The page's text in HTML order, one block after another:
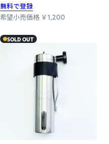
無料で登録
希望小売価格 ￥1,200
SOLD OUT